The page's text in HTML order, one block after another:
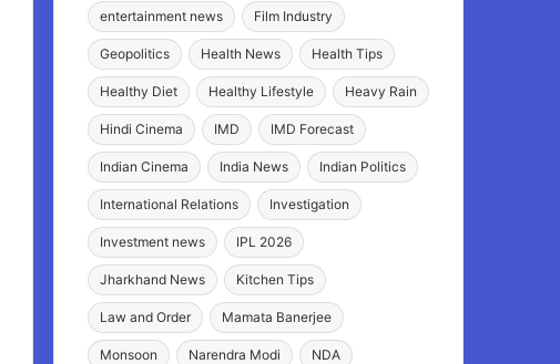
entertainment news Film Industry
Geopolitics Health News Health Tips
Healthy Diet Healthy Lifestyle Heavy Rain
Hindi Cinema IMD IMD Forecast
Indian Cinema India News Indian Politics
International Relations Investigation
Investment news IPL 2026
Jharkhand News Kitchen Tips
Law and Order Mamata Banerjee
Monsoon Narendra Modi NDA